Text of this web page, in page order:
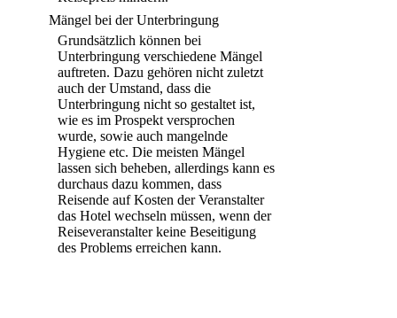
Mängel bei der Unterbringung
Grundsätzlich können bei
Unterbringung verschiedene Mängel
auftreten. Dazu gehören nicht zuletzt
auch der Umstand, dass die
Unterbringung nicht so gestaltet ist,
wie es im Prospekt versprochen
wurde, sowie auch mangelnde
Hygiene etc. Die meisten Mängel
lassen sich beheben, allerdings kann es
durchaus dazu kommen, dass
Reisende auf Kosten der Veranstalter
das Hotel wechseln müssen, wenn der
Reiseveranstalter keine Beseitigung
des Problems erreichen kann.